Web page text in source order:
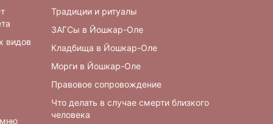
видов
Традиции и ритуалы
ЗАГСы в Йошкар-Оле
Кладбища в Йошкар-Оле
Морги в Йошкар-Оле
Правовое сопровождение
Что делать в случае смерти близкого
человека